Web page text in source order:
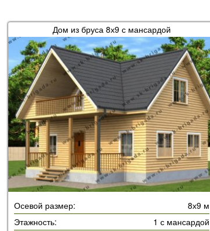
Дом из бруса 8х9 с мансардой
Осевой размер:
8х9 м
Этажность:
1 с мансардой